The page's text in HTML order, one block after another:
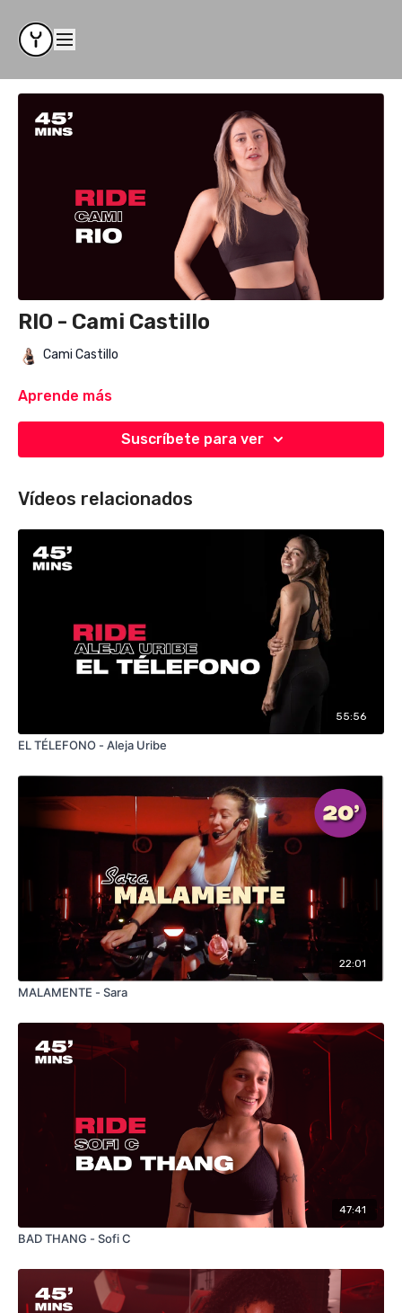
RIO - Cami Castillo
Cami Castillo
Aprende más
Suscríbete para ver
Vídeos relacionados
55:56
EL TÉLEFONO - Aleja Uribe
22:01
MALAMENTE - Sara
47:41
BAD THANG - Sofi C